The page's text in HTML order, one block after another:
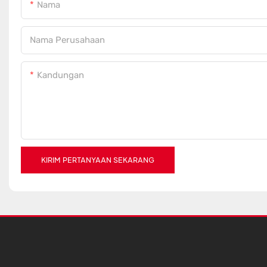
Nama
Nama Perusahaan
Kandungan
KIRIM PERTANYAAN SEKARANG